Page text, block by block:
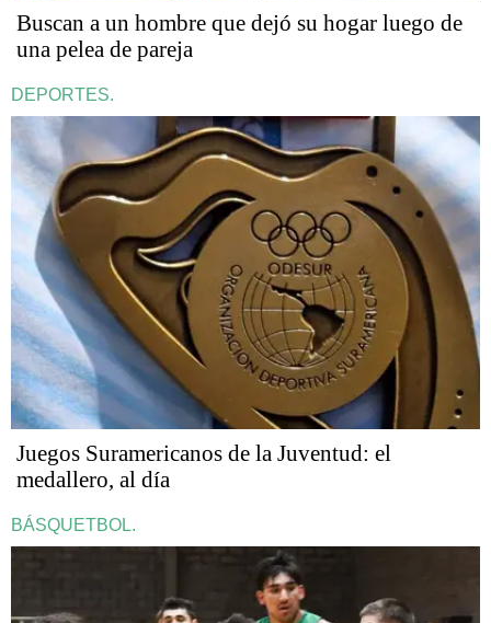
Buscan a un hombre que dejó su hogar luego de
una pelea de pareja
DEPORTES.
Juegos Suramericanos de la Juventud: el
medallero, al día
BÁSQUETBOL.